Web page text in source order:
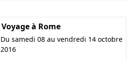
Voyage à Rome
Du samedi 08 au vendredi 14 octobre
2016